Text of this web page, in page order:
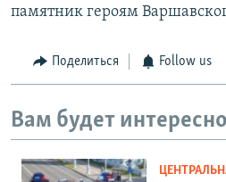
памятник героям
Поделиться Follow us
Вам будет интересно